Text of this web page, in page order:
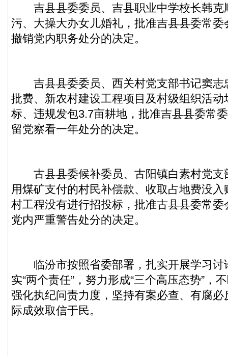
吉县县委委员、吉县职业中学校长韩克
污、大操大办女儿婚礼，批准吉县县委常
撤销党内职务处分的决定。
吉县县委委员、西关村党支部书记窦志
批费、新农村建设工程项目及村级组织活
标、违规发包3.7亩耕地，批准吉县县委常
留党察看一年处分的决定。
古县县委候补委员、古阳镇白素村党支
用煤矿支付的村民补偿款、收取占地费没
村工程没有进行招投标，批准古县县委常
党内严重警告处分的决定。
临汾市按照省委部署，扎实开展学习讨
实“两个责任”，努力形成“三个高压态势”，
强化执纪问责力度，坚持有案必查、有腐
际成效取信于民。